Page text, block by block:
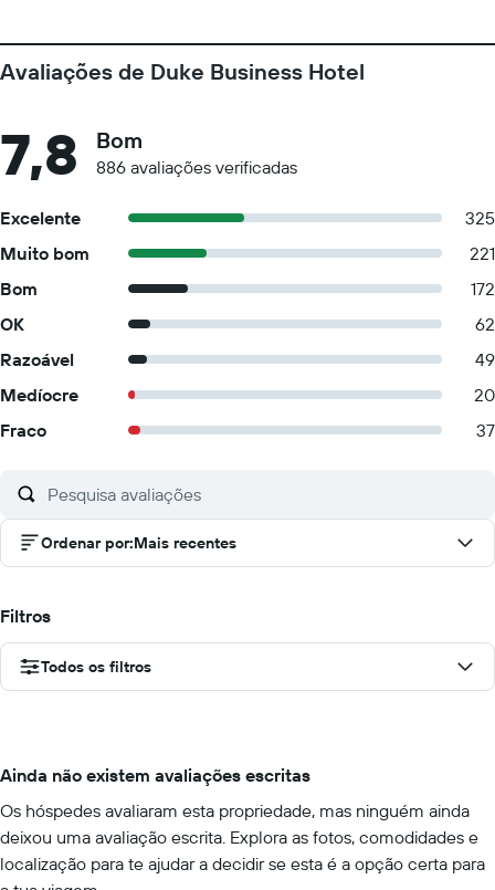
Avaliações de Duke Business Hotel
7,8 Bom
886 avaliações verificadas
Excelente
325
Muito bom
221
Bom
172
OK
62
Razoável
49
Medíocre
20
Fraco
37
Ordenar por:Mais recentes
Filtros
Todos os filtros
Ainda não existem avaliações escritas
Os hóspedes avaliaram esta propriedade, mas ninguém ainda
deixou uma avaliação escrita. Explora as fotos, comodidades e
localização para te ajudar a decidir se esta é a opção certa para